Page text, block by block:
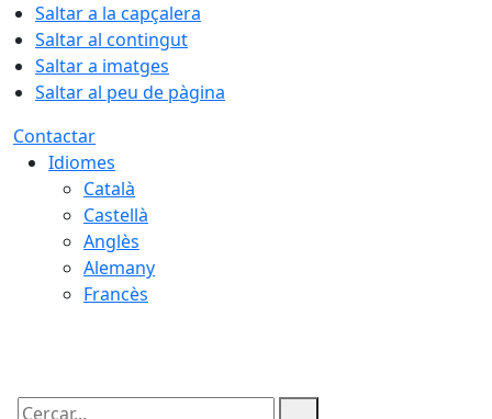
Saltar a la capçalera
Saltar al contingut
Saltar a imatges
Saltar al peu de pàgina
Contactar
Idiomes
Català
Castellà
Anglès
Alemany
Francès